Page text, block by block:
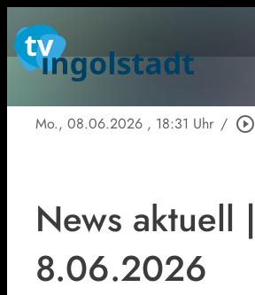
Mo., 08.06.2026 , 18:31 Uhr / play_circle_outline
News aktuell |
8.06.2026